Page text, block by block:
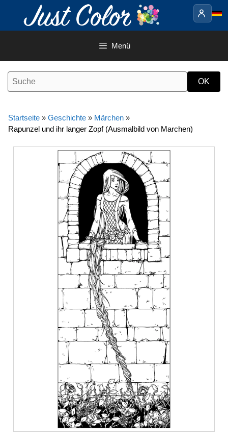
Inhalt
Menü
Startseite » Geschichte » Märchen »
Rapunzel und ihr langer Zopf (Ausmalbild von Marchen)